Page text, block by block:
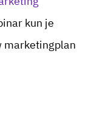
kun je
marketingplan